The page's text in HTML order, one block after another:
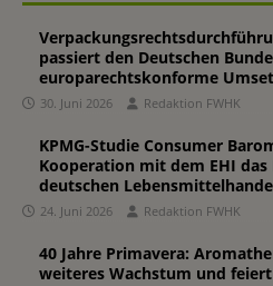
passiert den Deutschen
europarechtskonforme
30. Juni 2026 Redaktion FWHK
KPMG-Studie Consumer
Kooperation mit dem EHI
deutschen
24. Juni 2026 Redaktion FWHK
40 Jahre Primavera:
weiteres Wachstum und